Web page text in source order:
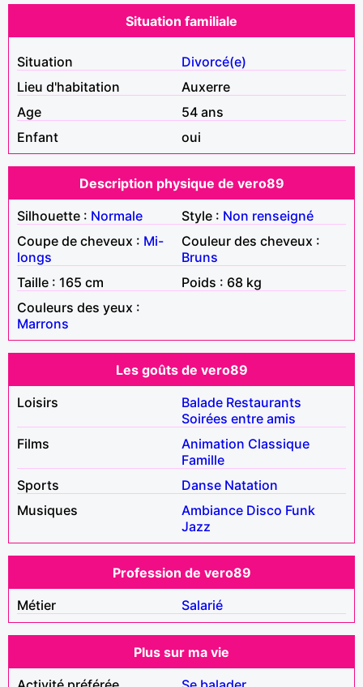
Situation familiale
Situation
Divorcé(e)
Lieu d'habitation
Auxerre
Age
54 ans
Enfant
oui
Description physique de vero89
Silhouette : Normale Style : Non renseigné
Coupe de cheveux : Mi-
longs
Couleur des cheveux :
Bruns
Taille : 165 cm
Poids : 68 kg
Couleurs des yeux :
Marrons
Les goûts de vero89
Loisirs
Balade Restaurants
Soirées entre amis
Films
Animation Classique
Famille
Sports
Danse Natation
Musiques
Ambiance Disco Funk
Jazz
Profession de vero89
Métier
Salarié
Plus sur ma vie